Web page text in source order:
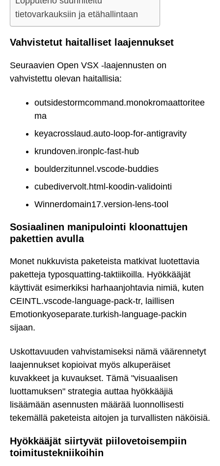
tietovarkauksiin ja etähallintaan
Vahvistetut haitalliset laajennukset
Seuraavien Open VSX -laajennusten on
vahvistettu olevan haitallisia:
outsidestormcommand.monokromaattoritee
ma
keyacrosslaud.auto-loop-for-antigravity
krundoven.ironplc-fast-hub
boulderzitunnel.vscode-buddies
cubedivervolt.html-koodin-validointi
Winnerdomain17.version-lens-tool
Sosiaalinen manipulointi kloonattujen
pakettien avulla
Monet nukkuvista paketeista matkivat luotettavia
paketteja typosquatting-taktiikoilla. Hyökkääjät
käyttivät esimerkiksi harhaanjohtavia nimiä, kuten
CEINTL.vscode-language-pack-tr, laillisen
Emotionkyoseparate.turkish-language-packin
sijaan.
Uskottavuuden vahvistamiseksi nämä väärennetyt
laajennukset kopioivat myös alkuperäiset
kuvakkeet ja kuvaukset. Tämä "visuaalisen
luottamuksen" strategia auttaa hyökkääjiä
lisäämään asennusten määrää luonnollisesti
tekemällä paketeista aitojen ja turvallisten näköisiä.
Hyökkääjät siirtyvät piilovetoisempiin
toimitustekniikoihin